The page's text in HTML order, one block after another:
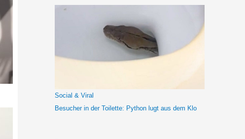
h
Social & Viral
Besucher in der Toilette: Python lugt aus dem Klo